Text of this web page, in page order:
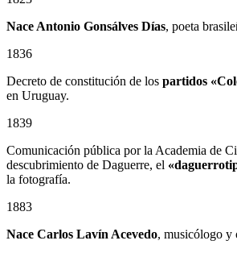
Nace Antonio Gonsálves Días, poeta
1836
Decreto de constitución de los partidos
en Uruguay.
1839
Comunicación pública por la Academia de
descubrimiento de Daguerre, el
la fotografía.
1883
Nace Carlos Lavín Acevedo, musicólogo y